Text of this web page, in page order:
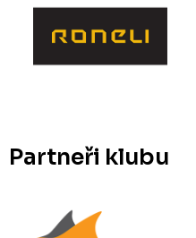
Partneři klubu